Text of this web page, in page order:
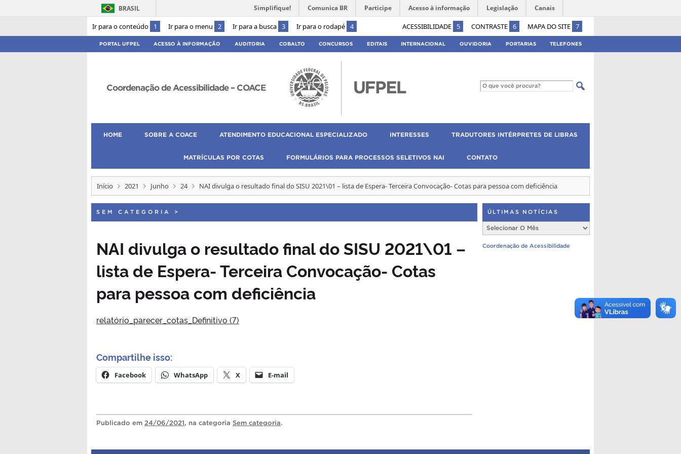
Ir para o conteúdo 1 Ir para o menu 2 Ir para a busca 3 Ir para o rodapé 4 ACESSIBILIDADE 5 CONTRASTE 6 MAPA DO SITE 7
BRASIL Simplifique! Comunica BR Participe Acesso à informação Legislação Canais
PORTAL UFPEL ACESSO À INFORMAÇÃO AUDITORIA COBALTO CONCURSOS EDITAIS INTERNACIONAL OUVIDORIA PORTARIAS TELEFONES
Coordenação de Acessibilidade – COACE
HOME SOBRE A COACE ATENDIMENTO EDUCACIONAL ESPECIALIZADO INTERESSES TRADUTORES INTÉRPRETES DE LIBRAS
MATRÍCULAS POR COTAS FORMULÁRIOS PARA PROCESSOS SELETIVOS NAI CONTATO
Início 2021 Junho 24 NAI divulga o resultado final do SISU 2021\01 – lista de Espera- Terceira Convocação- Cotas para pessoa com deficiência
SEM CATEGORIA >
NAI divulga o resultado final do SISU 2021\01 –
lista de Espera- Terceira Convocação- Cotas
para pessoa com deficiência
relatório_parecer_cotas_Definitivo (7)
Compartilhe isso:
Facebook WhatsApp X E-mail
Publicado em 24/06/2021, na categoria Sem categoria.
ÚLTIMAS NOTÍCIAS
Últimas
Notícias
Coordenação de Acessibilidade